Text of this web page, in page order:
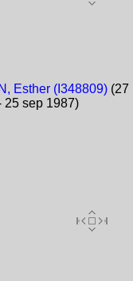
Esther (I348809) (27
25 sep 1987)